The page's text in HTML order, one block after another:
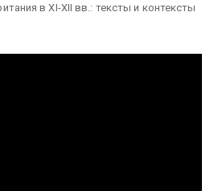
в XI-XII вв.: тексты и контексты